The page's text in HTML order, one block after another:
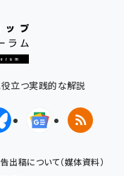
立つ実践的な解説
ス)BlueskyGoogleニュ
RSS
出稿について（媒体資料）